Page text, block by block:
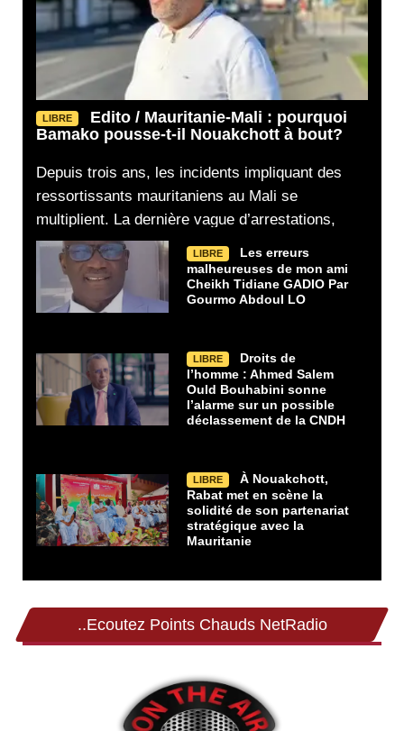
LIBRE
Edito / Mauritanie-Mali : pourquoi
Bamako pousse-t-il Nouakchott à bout?
Depuis trois ans, les incidents impliquant des
ressortissants mauritaniens au Mali se
multiplient. La dernière vague d’arrestations,
LIBRE
Les erreurs
malheureuses de mon ami
Cheikh Tidiane GADIO Par
Gourmo Abdoul LO
LIBRE
Droits de
l’homme : Ahmed Salem
Ould Bouhabini sonne
l’alarme sur un possible
déclassement de la CNDH
LIBRE
À Nouakchott,
Rabat met en scène la
solidité de son partenariat
stratégique avec la
Mauritanie
..Ecoutez Points Chauds NetRadio